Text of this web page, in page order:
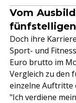
Vom
Doch ihre
Sport- und
Euro brutto im
Vergleich zu den
einzelne Auftritte
"Ich verdiene